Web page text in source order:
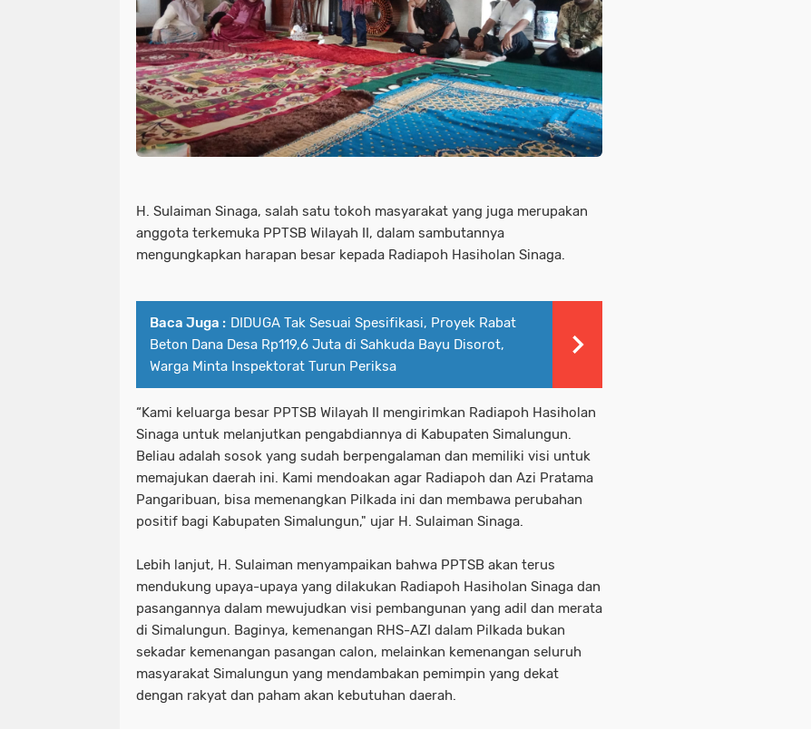
H. Sulaiman Sinaga, salah satu tokoh masyarakat yang juga merupakan
anggota terkemuka PPTSB Wilayah II, dalam sambutannya
mengungkapkan harapan besar kepada Radiapoh Hasiholan Sinaga.
Baca Juga : DIDUGA Tak Sesuai Spesifikasi, Proyek Rabat
Beton Dana Desa Rp119,6 Juta di Sahkuda Bayu Disorot,
Warga Minta Inspektorat Turun Periksa
“Kami keluarga besar PPTSB Wilayah II mengirimkan Radiapoh Hasiholan
Sinaga untuk melanjutkan pengabdiannya di Kabupaten Simalungun.
Beliau adalah sosok yang sudah berpengalaman dan memiliki visi untuk
memajukan daerah ini. Kami mendoakan agar Radiapoh dan Azi Pratama
Pangaribuan, bisa memenangkan Pilkada ini dan membawa perubahan
positif bagi Kabupaten Simalungun," ujar H. Sulaiman Sinaga.
Lebih lanjut, H. Sulaiman menyampaikan bahwa PPTSB akan terus
mendukung upaya-upaya yang dilakukan Radiapoh Hasiholan Sinaga dan
pasangannya dalam mewujudkan visi pembangunan yang adil dan merata
di Simalungun. Baginya, kemenangan RHS-AZI dalam Pilkada bukan
sekadar kemenangan pasangan calon, melainkan kemenangan seluruh
masyarakat Simalungun yang mendambakan pemimpin yang dekat
dengan rakyat dan paham akan kebutuhan daerah.